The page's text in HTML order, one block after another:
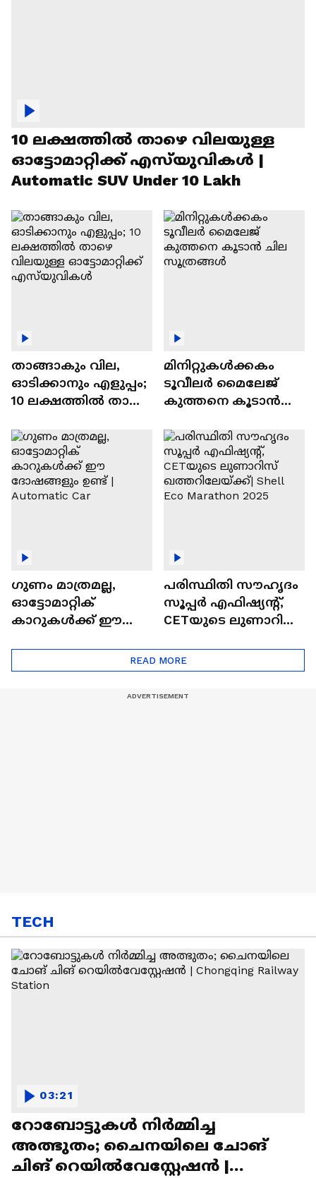
10 ലക്ഷത്തിൽ താഴെ വിലയുള്ള
ഓട്ടോമാറ്റിക്ക് എസ്‍യുവികൾ |
Automatic SUV Under 10 Lakh
താങ്ങാകും വില,
ഓടിക്കാനും എളുപ്പം;
10 ലക്ഷത്തിൽ താഴെ
ഓട്ടോമാറ്റിക്ക്
എസ്‍യുവികൾ
മിനിറ്റുകൾക്കകം
ടൂവീലർ മൈലേജ്
കുത്തനെ കൂടാൻ
ഗുണം മാത്രമല്ല,
ഓട്ടോമാറ്റിക്
കാറുകൾക്ക് ഈ
പരിസ്ഥിതി സൗഹൃദം
സൂപ്പർ എഫിഷ്യന്റ്,
CETയുടെ ലുണാറിസ്
Eco Marathon 2025
READ MORE
TECH
റോബോട്ടുകൾ നിർമ്മിച്ച
അത്ഭുതം; ചൈനയിലെ ചോങ്
ചിങ് റെയിൽവേസ്റ്റേഷൻ |
03:21